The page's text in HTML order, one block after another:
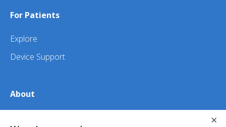
For Patients
Explore
Device Support
About
×